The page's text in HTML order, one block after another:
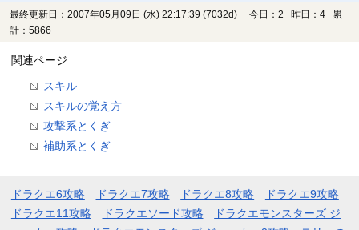
最終更新日：2007年05月09日 (水) 22:17:39 (7032d)
今日：2 昨日：4 累
計：5866
関連ページ
スキル
スキルの覚え方
攻撃系とくぎ
補助系とくぎ
ドラクエ6攻略 ドラクエ7攻略 ドラクエ8攻略
ドラクエ9攻略
ドラクエ11攻略
ドラクエソード攻略
ドラクエモンスターズ ジ